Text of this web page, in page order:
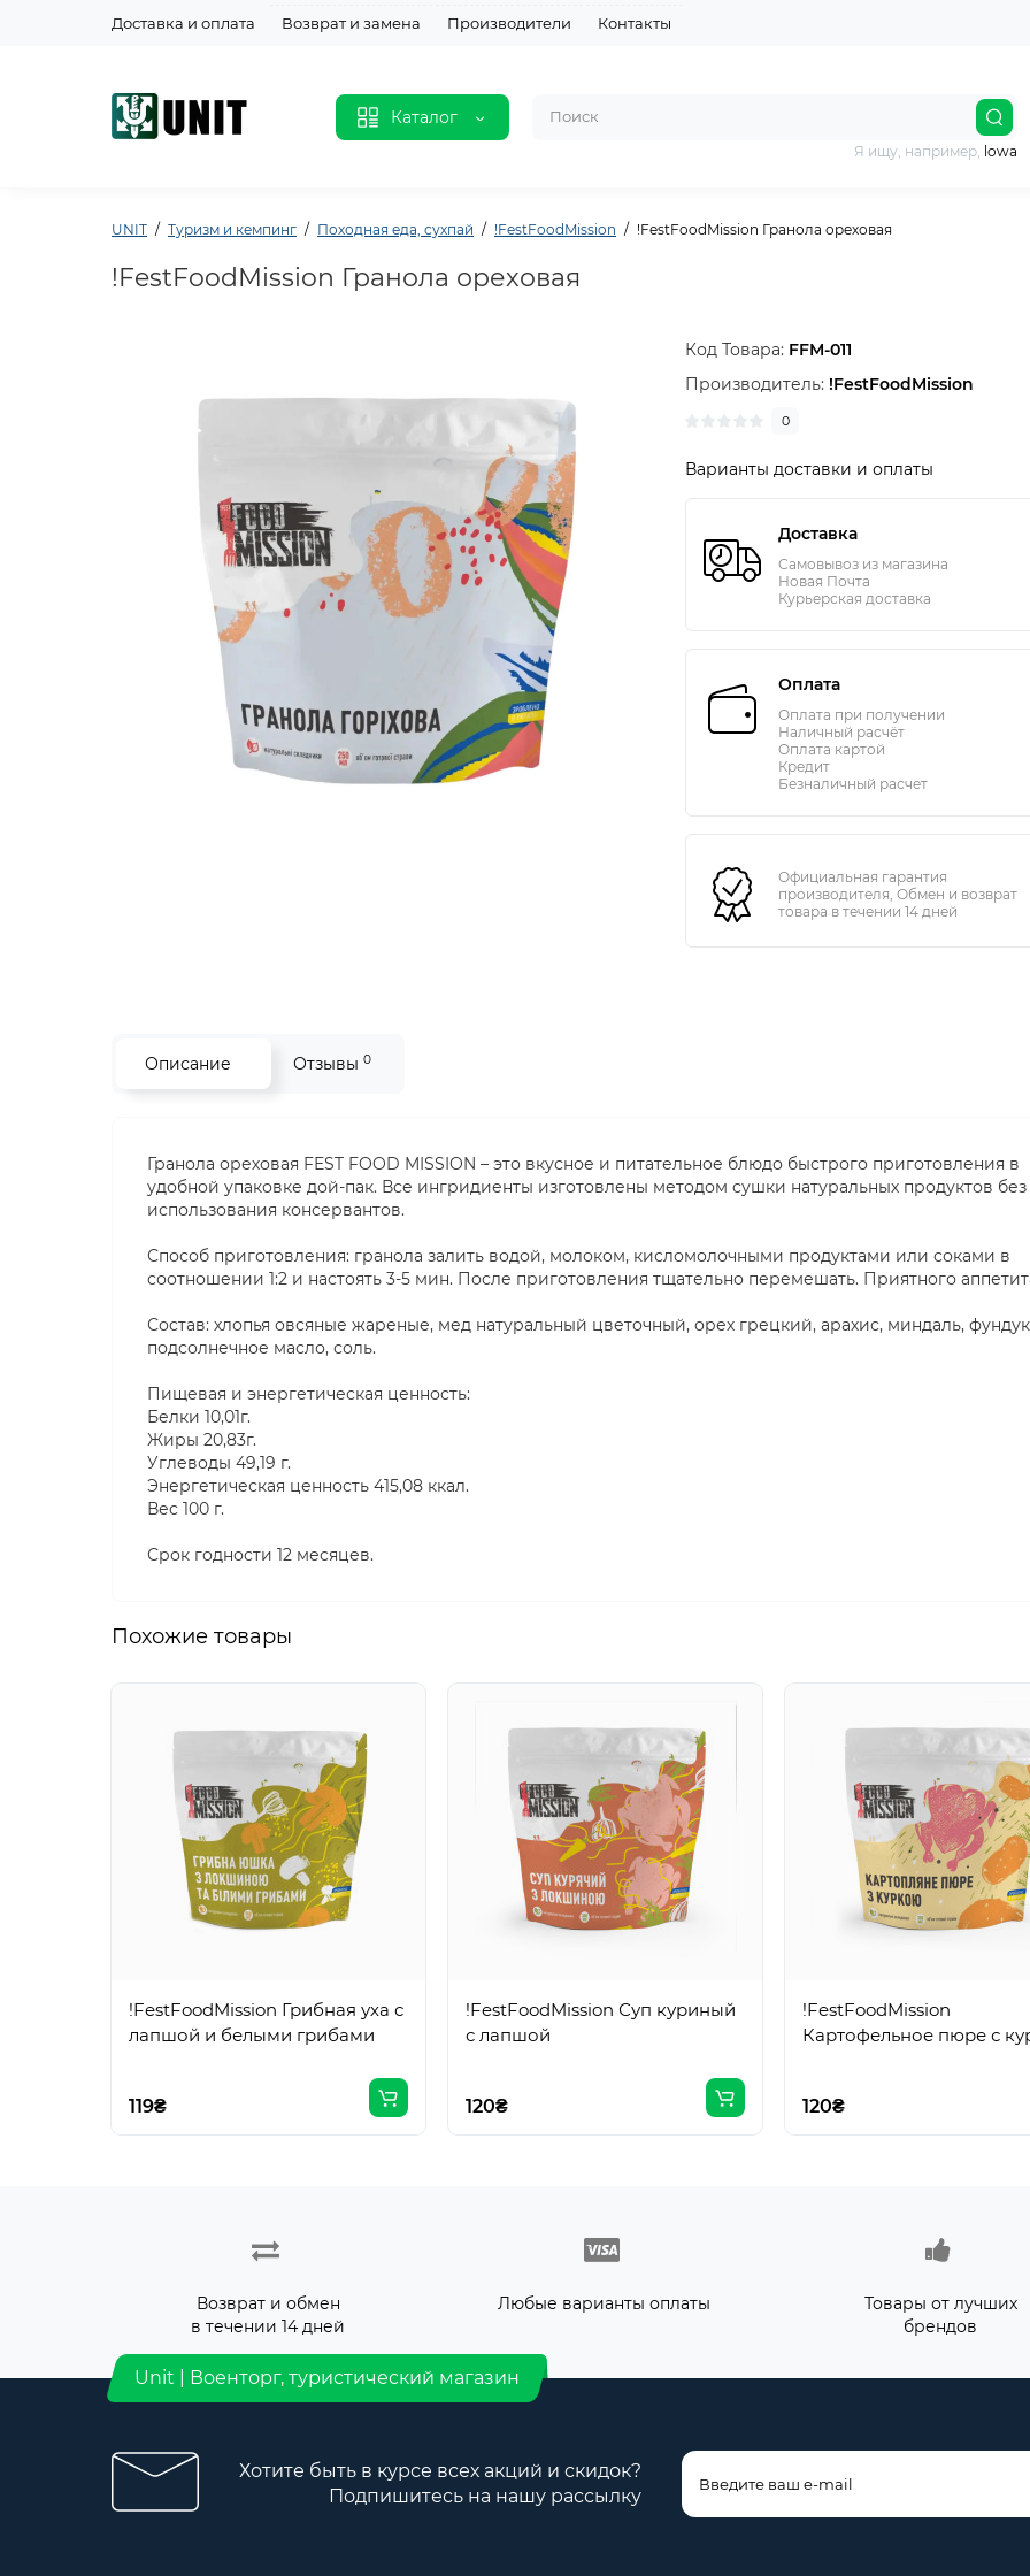
Доставка и оплата Возврат и замена Производители Контакты
Каталог
Я ищу, например, lowa
UNIT Туризм и кемпинг Походная еда, сухпай !FestFoodMission !FestFoodMission Гранола ореховая
!FestFoodMission Гранола ореховая
Код Товара: FFM-011
Производитель: !FestFoodMission
0
Варианты доставки и оплаты
Доставка
Самовывоз из магазина
Новая Почта
Курьерская доставка
Оплата
Оплата при получении
Наличный расчёт
Оплата картой
Кредит
Безналичный расчет
Официальная гарантия
производителя, Обмен и возврат
товара в течении 14 дней
Описание Отзывы 0
Гранола ореховая FEST FOOD MISSION – это вкусное и питательное блюдо быстрого приготовления в
удобной упаковке дой-пак. Все ингридиенты изготовлены методом сушки натуральных продуктов без
использования консервантов.
Способ приготовления: гранола залить водой, молоком, кисломолочными продуктами или соками в
соотношении 1:2 и настоять 3-5 мин. После приготовления тщательно перемешать. Приятного
Состав: хлопья овсяные жареные, мед натуральный цветочный, орех грецкий, арахис, миндаль,
подсолнечное масло, соль.
Пищевая и энергетическая ценность:
Белки 10,01г.
Жиры 20,83г.
Углеводы 49,19 г.
Энергетическая ценность 415,08 ккал.
Вес 100 г.
Срок годности 12 месяцев.
Похожие товары
!FestFoodMission Грибная уха с
лапшой и белыми грибами
119₴
!FestFoodMission Суп куриный
с лапшой
120₴
!FestFoodMission
Картофельное пюре с
120₴
Возврат и обмен
в течении 14 дней
Любые варианты оплаты
Товары от лучших
брендов
Unit | Военторг, туристический магазин
Хотите быть в курсе всех акций и скидок?
Подпишитесь на нашу рассылку